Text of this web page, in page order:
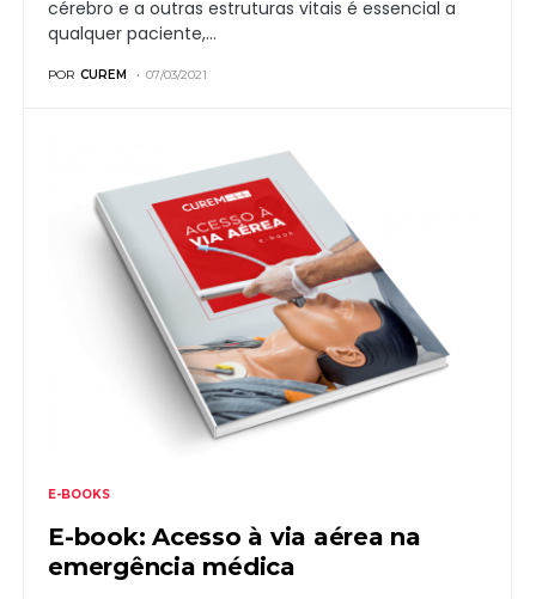
cérebro e a outras estruturas vitais é essencial a
qualquer paciente,…
POR CUREM 07/03/2021
E-BOOKS
E-book: Acesso à via aérea na
emergência médica